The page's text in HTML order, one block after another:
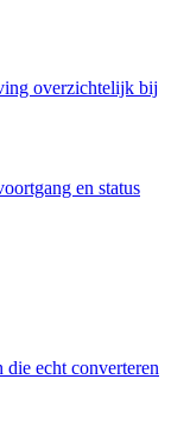
overzichtelijk bij
en status
echt converteren